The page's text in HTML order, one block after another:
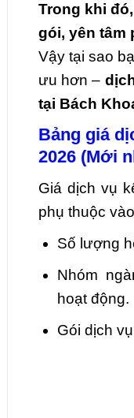
Trong khi
gói, yên tâm
Vậy tại sao
ưu hơn –
tại Bách
Bảng giá
2026 (Mới
Giá dịch vụ
phụ thuộc
Số lượng
Nhóm
hoạt động.
Gói dịch